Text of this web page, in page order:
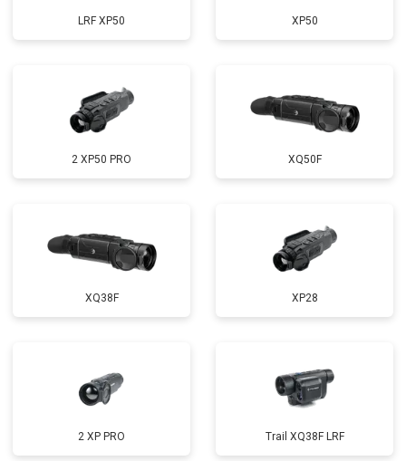
LRF XP50 XP50
2 XP50 PRO XQ50F
XQ38F XP28
2 XP PRO Trail XQ38F LRF